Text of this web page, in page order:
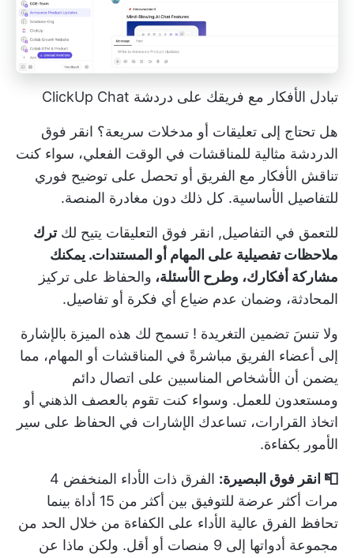
تبادل الأفكار مع فريقك على دردشة ClickUp Chat
هل تحتاج إلى تعليقات أو مدخلات سريعة؟ انقر فوق
الدردشة مثالية للمناقشات في الوقت الفعلي، سواء كنت
تناقش الأفكار مع الفريق أو تحصل على توضيح فوري
للتفاصيل الأساسية. كل ذلك دون مغادرة المنصة.
للتعمق في التفاصيل, انقر فوق التعليقات يتيح لكترك
ملاحظات تفصيلية على المهام أو المستندات. يمكنك
مشاركة أفكارك، وطرح الأسئلة، والحفاظ على تركيز
المحادثة، وضمان عدم ضياع أي فكرة أو تفاصيل.
ولا تنسَ تضمين التغريدة ! تسمح لك هذه الميزة بالإشارة
إلى أعضاء الفريق مباشرةً في المناقشات أو المهام، مما
يضمن أن الأشخاص المناسبين على اتصال دائم
ومستعدون للعمل. وسواء كنت تقوم بالعصف الذهني أو
اتخاذ القرارات، تساعدك الإشارات في الحفاظ على سير
الأمور بكفاءة.
📮 انقر فوق البصيرة: الفرق ذات الأداء المنخفض 4
مرات أكثر عرضة للتوفيق بين أكثر من 15 أداة
بينما
تحافظ الفرق عالية الأداء على الكفاءة من خلال الحد من
مجموعة أدواتها إلى 9 منصات أو أقل. ولكن ماذا عن